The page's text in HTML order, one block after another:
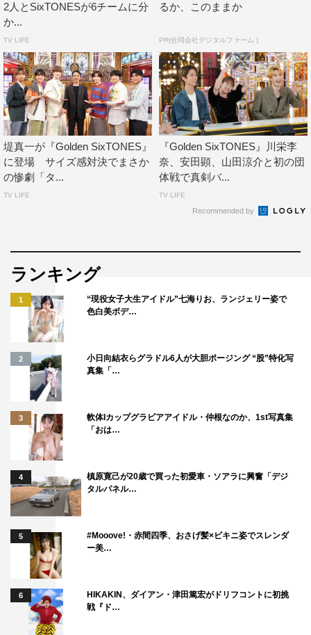
番組情報
『Golden SixTONES』
日本テレビ系
2026年5月10日（日）午後9時～9時54分
＜出演者＞
SixTONES（ジェシー、京本大我、松村北斗、髙地優吾、
森本慎太郎、田中樹）
ゲスト：目黒蓮、高橋文哉、塩野瑛久、渡邊圭祐、戸塚純
2人とSixTONESが6チームに分
か...
TV LIFE
るか、このままか
PR(合同会社デジタルファーム )
堤真一が『Golden SixTONES』
に登場 サイズ感対決でまさか
の惨劇「タ...
TV LIFE
『Golden SixTONES』川栄李
奈、安田顕、山田涼介と初の団
体戦で真剣バ...
TV LIFE
Recommended by
ランキング
1
“現役女子大生アイドル”七海りお、ランジェリー姿で
色白美ボデ…
2
小日向結衣らグラドル6人が大胆ポージング “股”特化写
真集「…
3
軟体Iカップグラビアアイドル・仲根なのか、1st写真集
「おは…
4
槙原寛己が20歳で買った初愛車・ソアラに興奮「デジ
タルパネル…
5
#Mooove!・赤間四季、おさげ髪×ビキニ姿でスレンダ
ー美…
6
HIKAKIN、ダイアン・津田篤宏がドリフコントに初挑
戦『ド…